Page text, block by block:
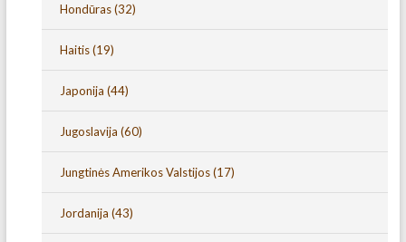
Hondūras(32)
Haitis(19)
Japonija (44)
Jugoslavija (60)
Jungtinės Amerikos Valstijos(17)
Jordanija (43)